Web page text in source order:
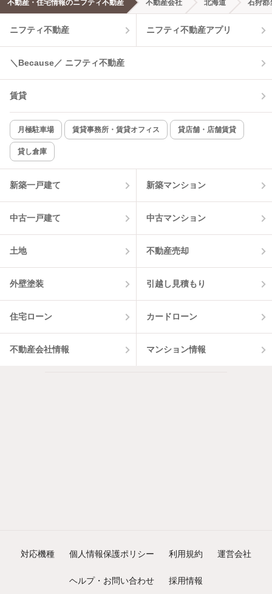
不動産・住宅情報のニフティ不動産 不動産会社 北海道 石狩郡
ニフティ不動産 ニフティ不動産アプリ
＼Because／ ニフティ不動産
賃貸
月極駐車場 賃貸事務所・賃貸オフィス 貸店舗・店舗賃貸
貸し倉庫
新築一戸建て 新築マンション
中古一戸建て 中古マンション
土地 不動産売却
外壁塗装 引越し見積もり
住宅ローン カードローン
不動産会社情報 マンション情報
対応機種 個人情報保護ポリシー 利用規約 運営会社
ヘルプ・お問い合わせ 採用情報